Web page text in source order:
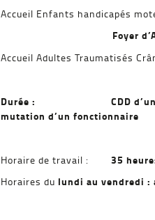
Accueil Enfants handicapés
Foyer d’Accueil
Accueil Adultes Traumatisés
Durée : CDD d’un an
mutation d’un fonctionnaire
Horaire de travail : 35
Horaires du lundi au vendredi